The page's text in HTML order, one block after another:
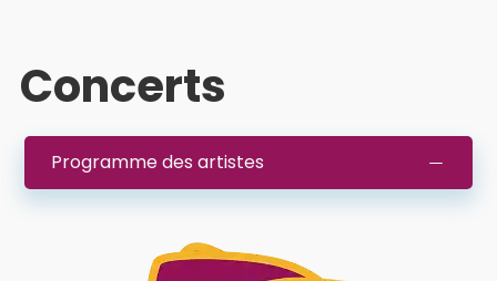
Concerts
Programme des artistes